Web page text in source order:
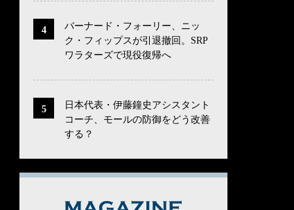
バーナード・フォーリー、ニッ
ク・フィップスが引退撤回。SRP
ワラターズで現役復帰へ
日本代表・伊藤鐘史アシスタント
コーチ、モールの防御をどう改善
する？